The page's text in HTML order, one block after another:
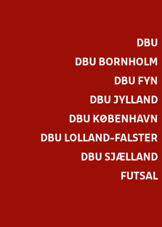
DBU
DBU BORNHOLM
DBU FYN
DBU JYLLAND
DBU KØBENHAVN
DBU LOLLAND-FALSTER
DBU SJÆLLAND
FUTSAL